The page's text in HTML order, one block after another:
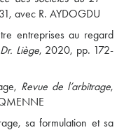
avec R. AYDOGDU
entreprises au regard
Liège, 2020, pp. 172-
Revue de l’arbitrage,
sa formulation et sa